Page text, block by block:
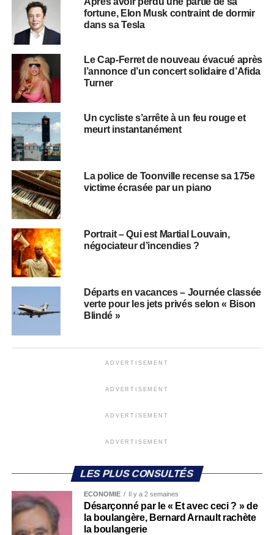
fortune, Elon Musk contraint de dormir
dans sa Tesla
Le Cap-Ferret de nouveau évacué après
l’annonce d’un concert solidaire d’Afida
Turner
Un cycliste s’arrête à un feu rouge et
meurt instantanément
La police de Toonville recense sa 175e
victime écrasée par un piano
Portrait – Qui est Martial Louvain,
négociateur d’incendies ?
Départs en vacances – Journée classée
verte pour les jets privés selon « Bison
Blindé »
ADVERTISEMENT
ADVERTISEMENT
ADVERTISEMENT
ADVERTISEMENT
LES PLUS CONSULTÉS
ECONOMIE Il y a 2 semaines
Désarçonné par le « Et avec ceci ? » de
la boulangère, Bernard Arnault rachète
la boulangerie